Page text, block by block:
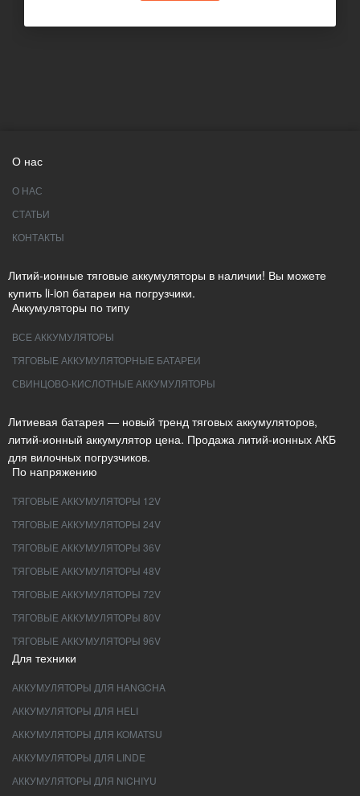
О нас
О НАС
СТАТЬИ
КОНТАКТЫ
Литий-ионные тяговые аккумуляторы в наличии! Вы можете
купить li-ion батареи на погрузчики.
Аккумуляторы по типу
ВСЕ АККУМУЛЯТОРЫ
ТЯГОВЫЕ АККУМУЛЯТОРНЫЕ БАТАРЕИ
СВИНЦОВО-КИСЛОТНЫЕ АККУМУЛЯТОРЫ
Литиевая батарея — новый тренд тяговых аккумуляторов,
литий-ионный аккумулятор цена. Продажа литий-ионных АКБ
для вилочных погрузчиков.
По напряжению
ТЯГОВЫЕ АККУМУЛЯТОРЫ 12V
ТЯГОВЫЕ АККУМУЛЯТОРЫ 24V
ТЯГОВЫЕ АККУМУЛЯТОРЫ 36V
ТЯГОВЫЕ АККУМУЛЯТОРЫ 48V
ТЯГОВЫЕ АККУМУЛЯТОРЫ 72V
ТЯГОВЫЕ АККУМУЛЯТОРЫ 80V
ТЯГОВЫЕ АККУМУЛЯТОРЫ 96V
Для техники
АККУМУЛЯТОРЫ ДЛЯ HANGCHA
АККУМУЛЯТОРЫ ДЛЯ HELI
АККУМУЛЯТОРЫ ДЛЯ KOMATSU
АККУМУЛЯТОРЫ ДЛЯ LINDE
АККУМУЛЯТОРЫ ДЛЯ NICHIYU